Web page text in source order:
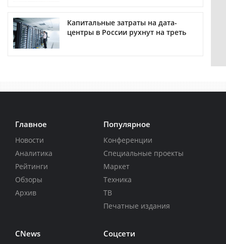
Капитальные затраты на дата-
центры в России рухнут на треть
Главное
Новости
Аналитика
Рейтинги
Обзоры
Архив
Популярное
Конференции
Специальные проекты
Маркет
Техника
ТВ
Печатные издания
CNews Соцсети